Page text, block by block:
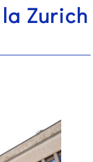
Zurich